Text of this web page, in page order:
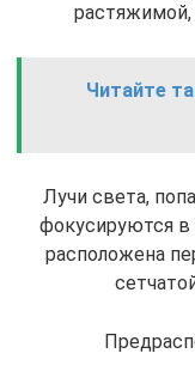
растяжимой,
Читайте
Лучи света,
фокусируются в
расположена